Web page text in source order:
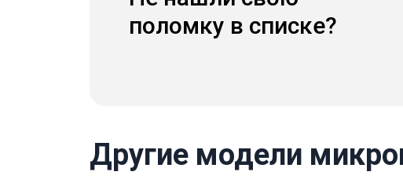
поломку в списке?
Другие модели